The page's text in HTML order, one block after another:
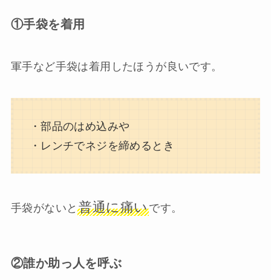
①手袋を着用
軍手など手袋は着用したほうが良いです。
・部品のはめ込みや
・レンチでネジを締めるとき
手袋がないと普通に痛いです。
②誰か助っ人を呼ぶ